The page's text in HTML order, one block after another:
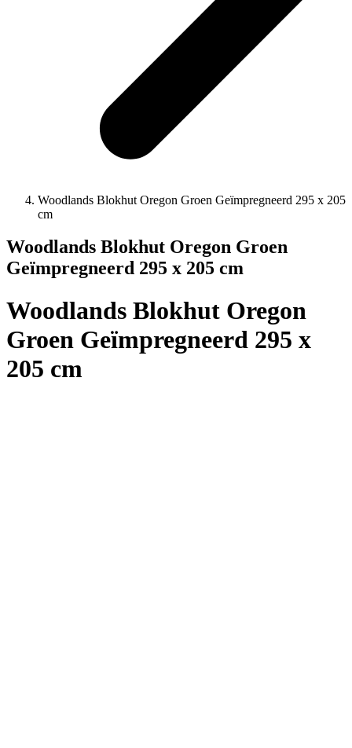
Woodlands Blokhut Oregon Groen Geïmpregneerd 295 x 205
cm
Woodlands Blokhut Oregon Groen
Geïmpregneerd 295 x 205 cm
Woodlands Blokhut Oregon
Groen Geïmpregneerd 295 x
205 cm